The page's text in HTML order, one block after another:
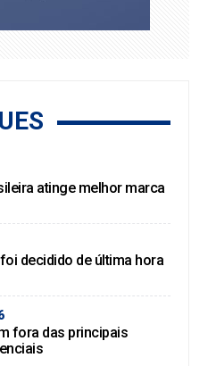
atinge melhor marca
decidido de última hora
fora das principais